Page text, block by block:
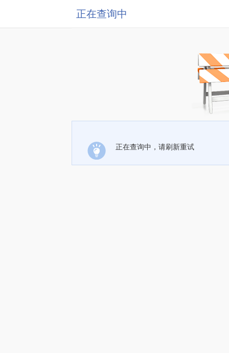
正在查询中
正在查询中，请刷新重试